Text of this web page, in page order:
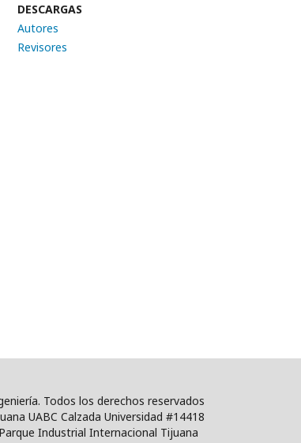
DESCARGAS
Autores
Revisores
Todos los derechos reservados
UABC Calzada Universidad #14418
Parque Industrial Internacional Tijuana